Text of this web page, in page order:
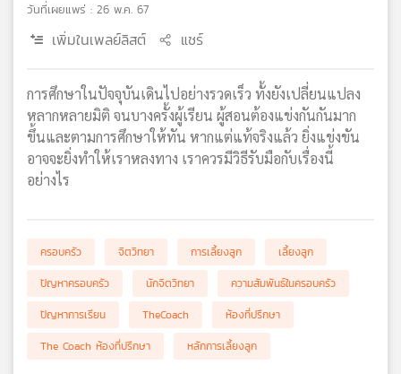
เครือ
ข่าย
เอส
วันที่เผยแพร่ : 26 พ.ค. 67
เพิ่มในเพลย์ลิสต์ แชร์
การศึกษาในปัจจุบันเดินไปอย่างรวดเร็ว ทั้งยังเปลี่ยนแปลง
หลากหลายมิติ จนบางครั้งผู้เรียน ผู้สอนต้องแข่งกันกันมาก
ขึ้นและตามการศึกษาให้ทัน หากแต่แท้จริงแล้ว ยิ่งแข่งขัน
อาจจะยิ่งทำให้เราหลงทาง เราควรมีวิธีรับมือกับเรื่องนี้
อย่างไร
ครอบครัว จิตวิทยา การเลี้ยงลูก
เลี้ยงลูก
ปัญหาครอบครัว
นักจิตวิทยา
ความสัมพันธ์ในครอบครัว
ปัญหาการเรียน
TheCoach
ห้องที่ปรึกษา
The Coach ห้องที่ปรึกษา
หลักการเลี้ยงลูก